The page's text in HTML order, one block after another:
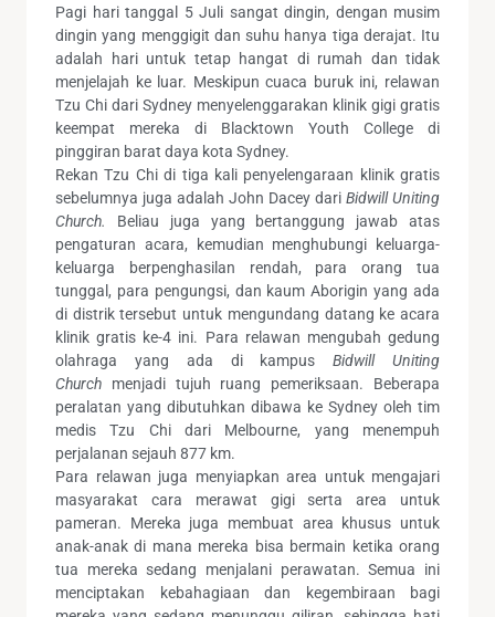
Pagi hari tanggal 5 Juli sangat dingin, dengan musim
dingin yang menggigit dan suhu hanya tiga derajat. Itu
adalah hari untuk tetap hangat di rumah dan tidak
menjelajah ke luar. Meskipun cuaca buruk ini, relawan
Tzu Chi dari Sydney menyelenggarakan klinik gigi gratis
keempat mereka di Blacktown Youth College di
pinggiran barat daya kota Sydney.
Rekan Tzu Chi di tiga kali penyelengaraan klinik gratis
sebelumnya juga adalah John Dacey dari Bidwill Uniting
Church.
Beliau juga yang bertanggung jawab atas
pengaturan acara, kemudian menghubungi keluarga-
keluarga berpenghasilan rendah, para orang tua
tunggal, para pengungsi, dan kaum Aborigin yang ada
di distrik tersebut untuk mengundang datang ke acara
klinik gratis ke-4 ini. Para relawan mengubah gedung
olahraga yang ada di kampusBidwill Uniting
Church menjadi tujuh ruang pemeriksaan. Beberapa
peralatan yang dibutuhkan dibawa ke Sydney oleh tim
medis Tzu Chi dari Melbourne, yang menempuh
perjalanan sejauh 877 km.
Para relawan juga menyiapkan area untuk mengajari
masyarakat cara merawat gigi serta area untuk
pameran. Mereka juga membuat area khusus untuk
anak-anak di mana mereka bisa bermain ketika orang
tua mereka sedang menjalani perawatan. Semua ini
menciptakan kebahagiaan dan kegembiraan bagi